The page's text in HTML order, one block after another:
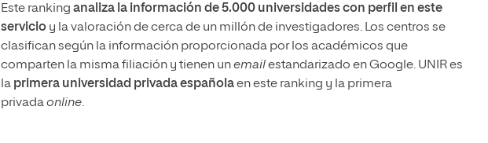
Este ranking analiza la información de 5.000 universidades con perfil en este
servicioy la valoración de cerca de un millón de investigadores. Los centros se
clasifican según la información proporcionada por los académicos que
comparten la misma filiación y tienen unemailestandarizado en Google. UNIR es
la primera universidad privada españolaen este ranking y la primera
privadaonline.